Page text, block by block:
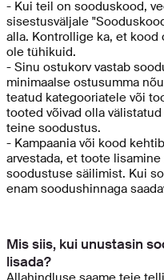
- Kui teil on sooduskood,
sisestusväljale
alla. Kontrollige ka, et
ole tühikuid.
- Sinu ostukorv vastab
minimaalse ostusumma
teatud kategooriatele või
tooted võivad olla
teine soodustus.
- Kampaania või kood
arvestada, et toote
soodustuse säilimist. Kui
enam soodushinnaga
Mis siis, kui unustasin
lisada?